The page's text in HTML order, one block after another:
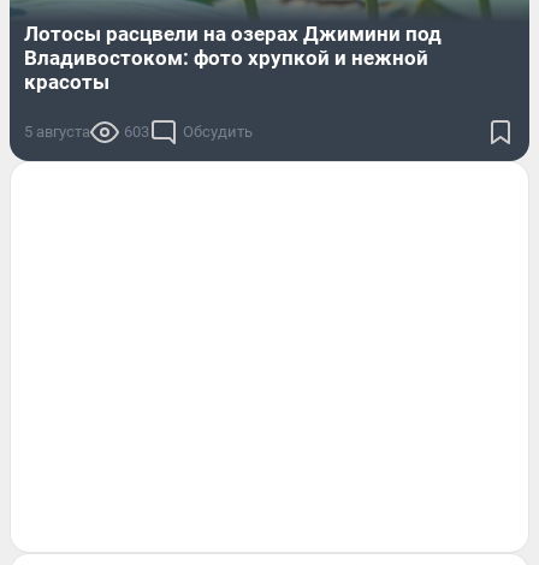
Лотосы расцвели на озерах Джимини под
Владивостоком: фото хрупкой и нежной
красоты
5 августа 603 Обсудить